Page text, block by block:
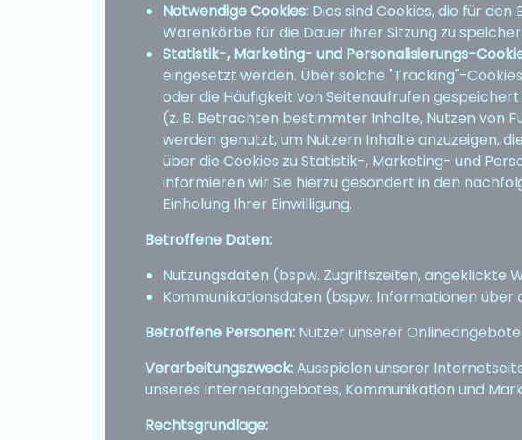
Notwendige Cookies:Dies sind Cookies, die für
Warenkörbe für die Dauer Ihrer Sitzung zu
Statistik-, Marketing- und Personalisierungs-
eingesetzt werden. Über solche "Tracking"-
oder die Häufigkeit von Seitenaufrufen
(z. B. Betrachten bestimmter Inhalte, Nutzen von
werden genutzt, um Nutzern Inhalte anzuzeigen,
über die Cookies zu Statistik-, Marketing- und
informieren wir Sie hierzu gesondert in den
Einholung Ihrer Einwilligung.
Betroffene Daten:
Nutzungsdaten (bspw. Zugriffszeiten, angeklickte
Kommunikationsdaten (bspw. Informationen über
Betroffene Personen: Nutzer unserer Onlineangebote
Verarbeitungszweck:Ausspielen unserer
unseres Internetangebotes, Kommunikation und
Rechtsgrundlage: